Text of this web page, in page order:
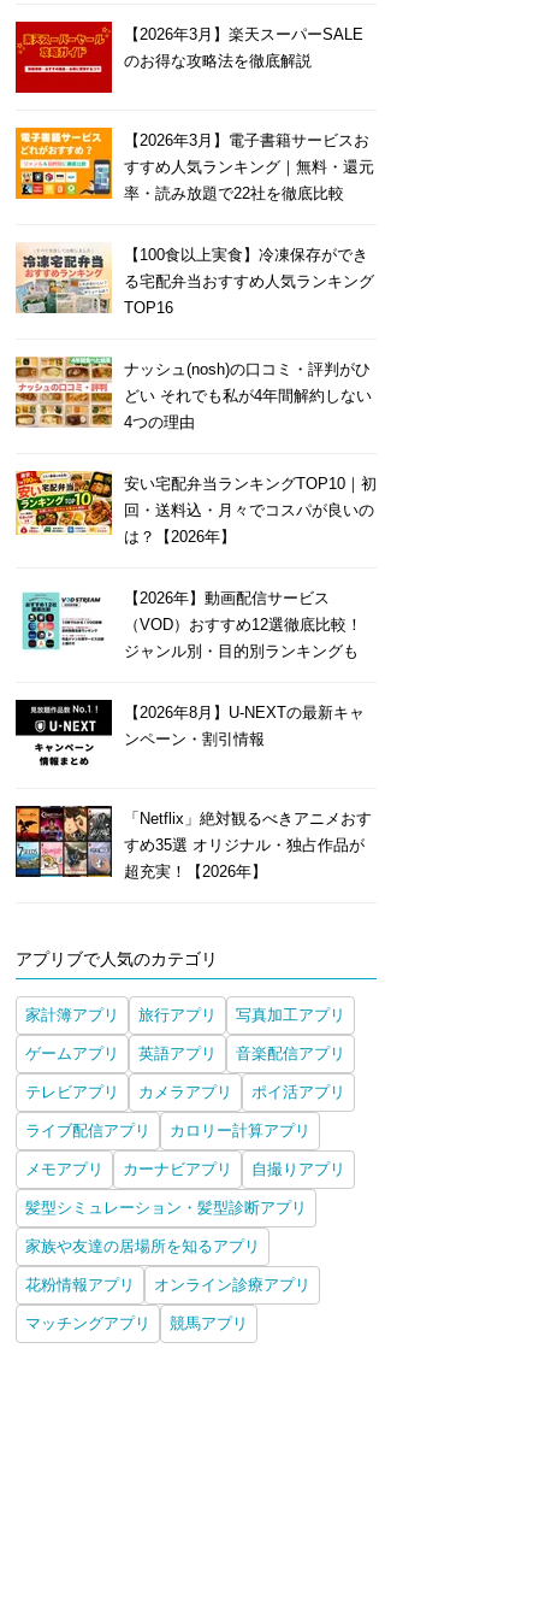
【2026年3月】楽天スーパーSALE
のお得な攻略法を徹底解説
【2026年3月】電子書籍サービスお
すすめ人気ランキング｜無料・還元
率・読み放題で22社を徹底比較
【100食以上実食】冷凍保存ができ
る宅配弁当おすすめ人気ランキング
TOP16
ナッシュ(nosh)の口コミ・評判がひ
どい それでも私が4年間解約しない
4つの理由
安い宅配弁当ランキングTOP10｜初
回・送料込・月々でコスパが良いの
は？【2026年】
【2026年】動画配信サービス
（VOD）おすすめ12選徹底比較！
ジャンル別・目的別ランキングも
【2026年8月】U-NEXTの最新キャ
ンペーン・割引情報
「Netflix」絶対観るべきアニメおす
すめ35選 オリジナル・独占作品が
超充実！【2026年】
アプリブで人気のカテゴリ
家計簿アプリ 旅行アプリ 写真加工アプリ
ゲームアプリ 英語アプリ 音楽配信アプリ
テレビアプリ カメラアプリ ポイ活アプリ
ライブ配信アプリ カロリー計算アプリ
メモアプリ カーナビアプリ 自撮りアプリ
髪型シミュレーション・髪型診断アプリ
家族や友達の居場所を知るアプリ
花粉情報アプリ オンライン診療アプリ
マッチングアプリ 競馬アプリ